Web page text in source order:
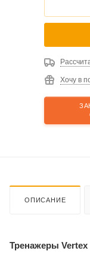
Хочу в
ОПИСАНИЕ
Тренажеры Vertex